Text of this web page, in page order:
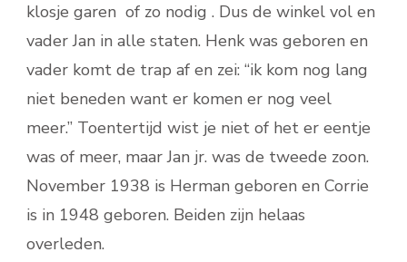
klosje garen of zo nodig . Dus de winkel vol en
vader Jan in alle staten. Henk was geboren en
vader komt de trap af en zei: “ik kom nog lang
niet beneden want er komen er nog veel
meer.” Toentertijd wist je niet of het er eentje
was of meer, maar Jan jr. was de tweede zoon.
November 1938 is Herman geboren en Corrie
is in 1948 geboren. Beiden zijn helaas
overleden.